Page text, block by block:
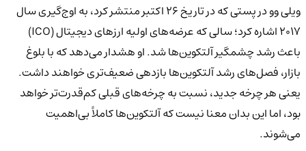
ویلی وو در پستی که در تاریخ ۲۶ اکتبر منتشر کرد، به اوج‌گیری سال
۲۰۱۷ اشاره کرد؛ سالی که عرضه‌های اولیه ارزهای دیجیتال (ICO)
باعث رشد چشمگیر آلتکوین‌ها شد. او هشدار می‌دهد که با بلوغ
بازار، فصل‌های رشد آلتکوین‌ها بازدهی ضعیف‌تری خواهند داشت.
یعنی هر چرخه جدید، نسبت به چرخه‌های قبلی کم‌قدرت‌تر خواهد
بود، اما این بدان معنا نیست که آلتکوین‌ها کاملاً بی‌اهمیت
می‌شوند.